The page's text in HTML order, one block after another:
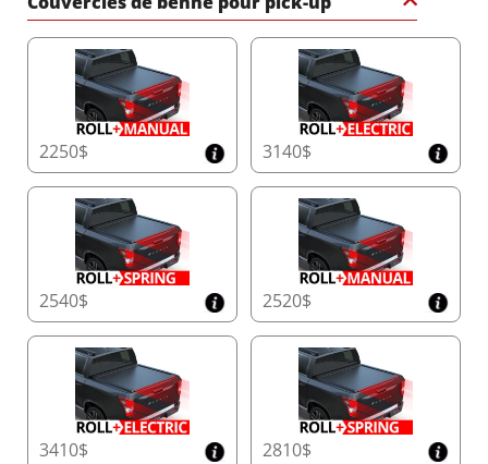
2250$ 3140$
2540$ 2520$
3410$ 2810$